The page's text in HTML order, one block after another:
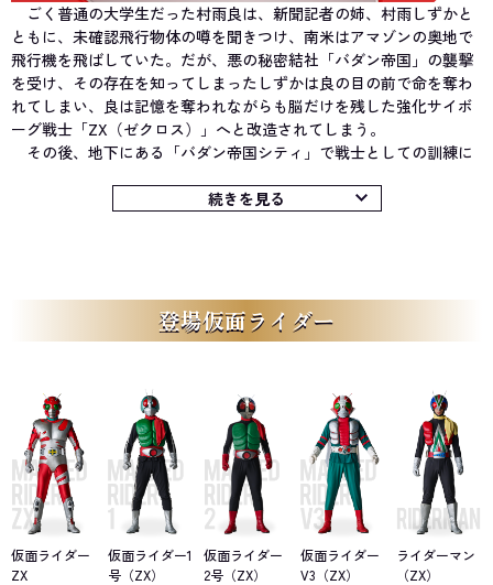
ごく普通の大学生だった村雨良は、新聞記者の姉、村雨しずかと
ともに、未確認飛行物体の噂を聞きつけ、南米はアマゾンの奥地で
飛行機を飛ばしていた。だが、悪の秘密結社「バダン帝国」の襲撃
を受け、その存在を知ってしまったしずかは良の目の前で命を奪わ
れてしまい、良は記憶を奪われながらも脳だけを残した強化サイボ
ーグ戦士「ZX（ゼクロス）」へと改造されてしまう。
その後、地下にある「バダン帝国シティ」で戦士としての訓練に
望視された良だったが、ある日、事故に巻き込まれたことで良とし
ね、自身の肉体が改造されているという事実を知るのだった。
そして、組織の大幹部、「暗闇大使」の指示のもと、日本におけ
超エネルギー物質「バダンニウム84」の奪取を企てる暗闇大使だっ
たが、そこにかつて悪と戦った9人の戦士たち「仮面ライダー」が出
現。バダンへの復讐にのみ己の力を使っていた良は、彼らと交流し
たことで心を融和させ、正義の魂を宿していくのだった。そして三
影が変化した怪人、「タイガーロイド」との壮絶な決着を経て、9人
の仮面ライダーたちがバダンとの激戦を繰り広げようとする阿修羅
谷へと赴く。良は暗闇大使を前に高々と「仮面ライダーZX（ゼクロ
ス）」を名乗り、正義の戦士の仲間入りを果たすのだった。
続きを見る
登場仮面ライダー
仮面ライダー
ZX
仮面ライダー1
号（ZX）
仮面ライダー
2号（ZX）
仮面ライダー
V3（ZX）
ライダーマン
（ZX）